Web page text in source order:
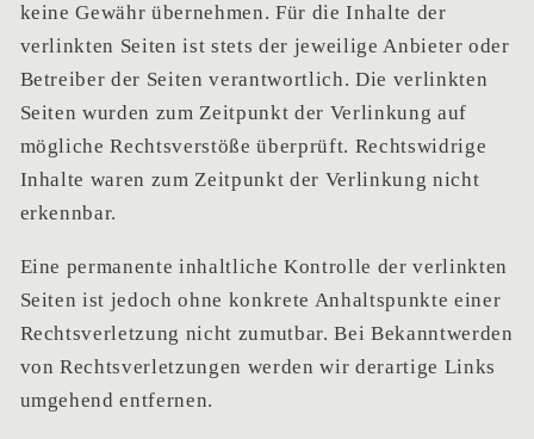
keine Gewähr übernehmen. Für die Inhalte der
verlinkten Seiten ist stets der jeweilige Anbieter oder
Betreiber der Seiten verantwortlich. Die verlinkten
Seiten wurden zum Zeitpunkt der Verlinkung auf
mögliche Rechtsverstöße überprüft. Rechtswidrige
Inhalte waren zum Zeitpunkt der Verlinkung nicht
erkennbar.
Eine permanente inhaltliche Kontrolle der verlinkten
Seiten ist jedoch ohne konkrete Anhaltspunkte einer
Rechtsverletzung nicht zumutbar. Bei Bekanntwerden
von Rechtsverletzungen werden wir derartige Links
umgehend entfernen.